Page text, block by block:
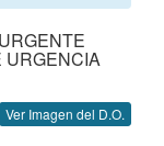
URGENCIA
Ver Imagen del D.O.